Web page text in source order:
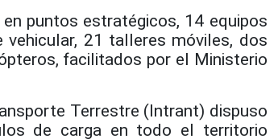
puntos estratégicos, 14 equipos
vehicular, 21 talleres móviles, dos
facilitados por el Ministerio
Terrestre (Intrant) dispuso
de carga en todo el territorio